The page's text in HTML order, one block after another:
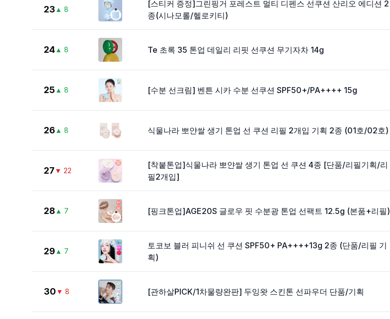
23 ▲ 8
[스티커 증정]그린핑거 포레스트 멀티 디펜스 선쿠션 산리오 에디션 2
종(시나모롤/헬로키티)
24 ▲ 8 Te 초록 35 톤업 데일리 리핏 선쿠션 무기자차 14g
25 ▲ 8 [수분 선크림] 벤튼 시카 수분 선쿠션 SPF50+/PA++++ 15g
26 ▲ 8 식물나라 뽀얀쌀 생기 톤업 선 쿠션 리필 2개입 기획 2종 (01호/02호)
27 ▼ 22
[착붙톤업]식물나라 뽀얀쌀 생기 톤업 선 쿠션 4종 [단품/리필기획/리
필2개입]
28 ▲ 7 [핑크톤업]AGE20S 글로우 핏 수분광 톤업 선팩트 12.5g (본품+리필)
29 ▲ 7
토코보 블러 피니쉬 선 쿠션 SPF50+ PA++++13g 2종 (단품/리필 기
획)
30 ▼ 8 [관하살PICK/1차물량완판] 두잉왓 스킨톤 선파우더 단품/기획